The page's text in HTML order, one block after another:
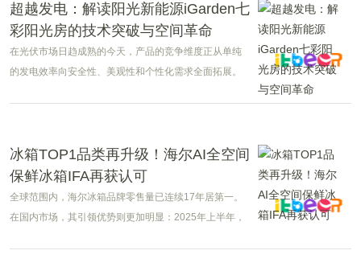
超越发电：解读阳光新能源iGarden七
彩阳光房的技术突破与空间革命
在光伏市场日趋成熟的今天，产品的竞争维度正从单纯
的发电效率向安全性、美观性和个性化需求全面拓展。
冰箱TOP1品类再升级！海尔AI全空间
保鲜冰箱IFA再获认可
全球范围内，海尔冰箱品牌零售量已连续17年居第一。
在国内市场，其引领优势则更加明显：2025年上半年，